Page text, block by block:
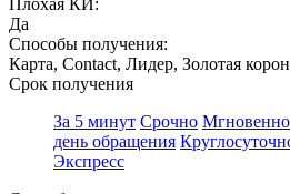
Да
Способы получения:
Карта, Contact, Лидер, Золотая
Срок получения
За 5 минут Срочно Мгновенно
день обращения
Экспресс